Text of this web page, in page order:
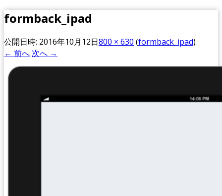
formback_ipad
公開日時: 2016年10月12日800 × 630 (formback_ipad)
← 前へ 次へ →